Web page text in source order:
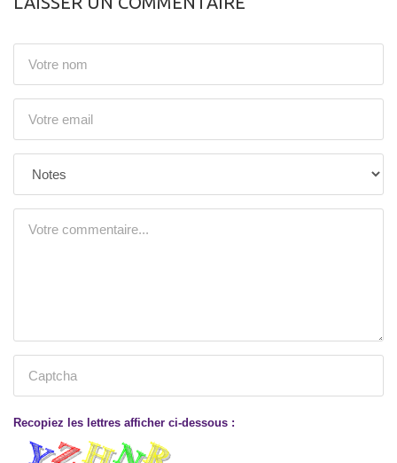
Recopiez les lettres afficher ci-dessous :